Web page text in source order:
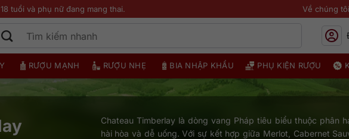
tuổi và phụ nữ đang mang thai. Về chúng tôi
RƯỢU MẠNH RƯỢU NHẸ BIA NHẬP KHẨU PHỤ KIỆN RƯỢU
Chateau Timberlay là dòng vang Pháp tiêu biểu thuộc phân
hài hòa và dễ uống. Với sự kết hợp giữa Merlot, Cabernet